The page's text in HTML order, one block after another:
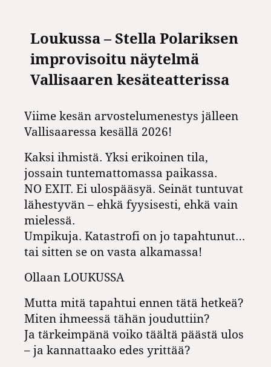
Loukussa – Stella Polariksen
improvisoitu näytelmä
Vallisaaren kesäteatterissa
Viime kesän arvostelumenestys jälleen
Vallisaaressa kesällä 2026!
Kaksi ihmistä. Yksi erikoinen tila,
jossain tuntemattomassa paikassa.
NO EXIT. Ei ulospääsyä. Seinät tuntuvat
lähestyvän – ehkä fyysisesti, ehkä vain
mielessä.
Umpikuja. Katastrofi on jo tapahtunut…
tai sitten se on vasta alkamassa!
Ollaan LOUKUSSA
Mutta mitä tapahtui ennen tätä hetkeä?
Miten ihmeessä tähän jouduttiin?
Ja tärkeimpänä voiko täältä päästä ulos
– ja kannattaako edes yrittää?